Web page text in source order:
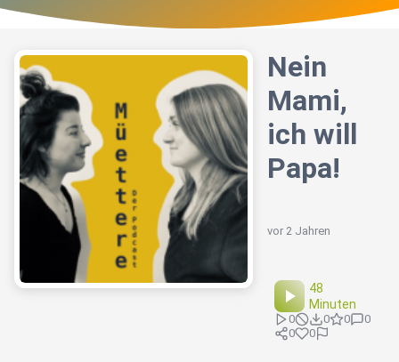
Nein
Mami,
ich will
Papa!
vor 2 Jahren
48
Minuten
0 0 0
0
0
0